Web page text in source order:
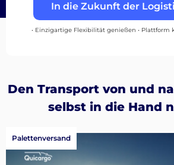
Einloggen
In die Zukunft der
• Einzigartige Flexibilität genießen • Plattform
Den Transport von und
selbst in die Hand
Palettenversand